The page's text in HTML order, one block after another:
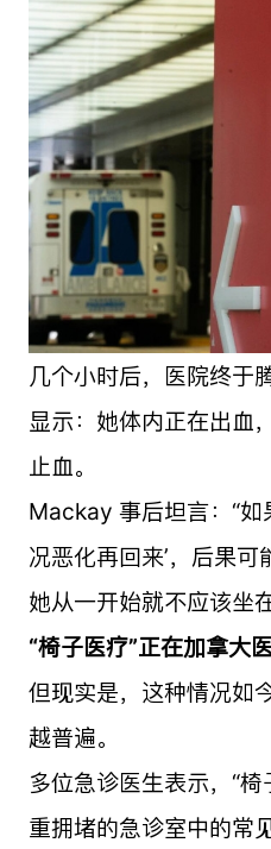
几个小时后，医院终于
显示：她体内正在出血
止血。
Mackay 事后坦言：“如
况恶化再回来’，后果可
她从一开始就不应该坐
“椅子医疗”正在加拿大
但现实是，这种情况如
越普遍。
多位急诊医生表示，“
重拥堵的急诊室中的常